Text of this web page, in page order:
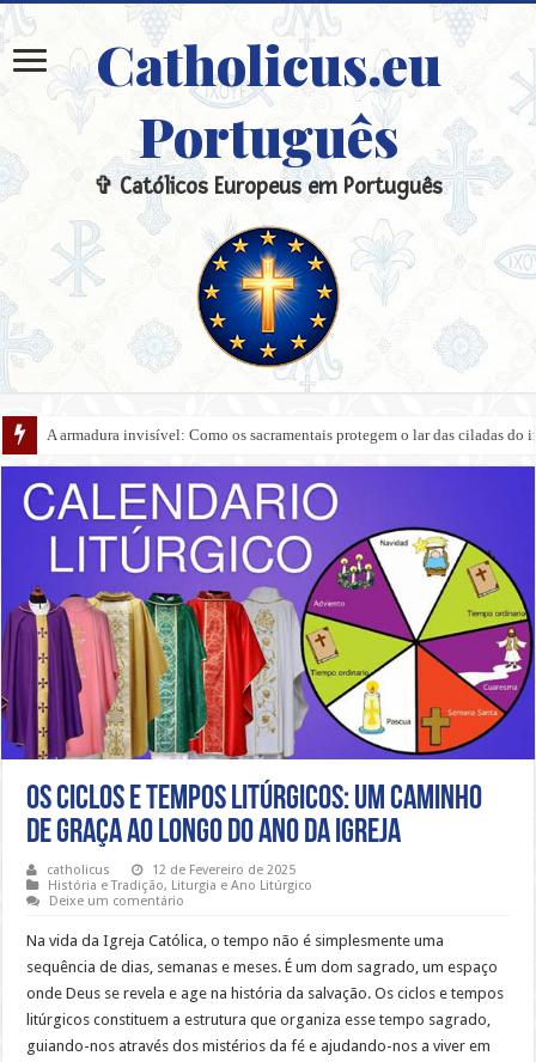
Catholicus.eu
Português
✞ Católicos Europeus em Português
A armadura invisível: Como os sacramentais protegem o lar das ciladas do
Os Ciclos e Tempos Litúrgicos: Um Caminho
de Graça ao Longo do Ano da Igreja
catholicus
12 de Fevereiro de 2025
História e Tradição, Liturgia e Ano Litúrgico
Deixe um comentário
Na vida da Igreja Católica, o tempo não é simplesmente uma
sequência de dias, semanas e meses. É um dom sagrado, um espaço
onde Deus se revela e age na história da salvação. Os ciclos e tempos
litúrgicos constituem a estrutura que organiza esse tempo sagrado,
guiando-nos através dos mistérios da fé e ajudando-nos a viver em